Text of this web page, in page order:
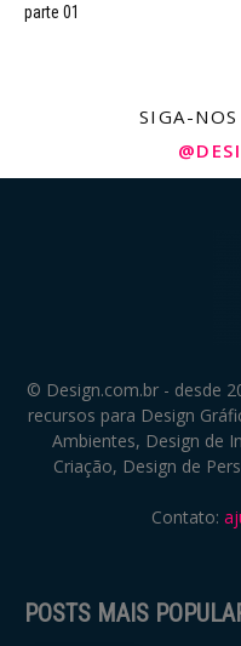
parte 01
SIGA-
© Design.com.br - desde
recursos para Design
Ambientes, Design de
Criação, Design de
Contato:
POSTS MAIS